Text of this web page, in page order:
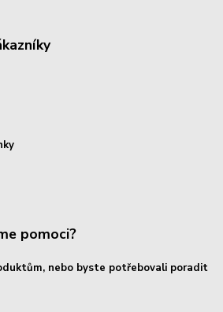
pomoci?
nebo byste potřebovali poradit